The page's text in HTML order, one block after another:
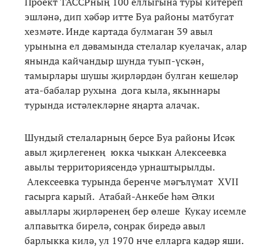
эшләнә, дип хәбәр итте Буа районы матбугат
хезмәте. Инде картада булмаган 39 авыл
урынына ел дәвамында стелалар куелачак, алар
янында кайчандыр шунда туып-үскән,
тамырлары шушы җирләрдән булган кешеләр
ата-бабалар рухына дога кыла, якыннары
турында истәлекләрне яңарта алачак.
Шундый стелаларның берсе Буа районы Исәк
авыл җирлегенең юкка чыккан Алексеевка
авылы территориясендә урнаштырылды.
Алексеевка турында беренче мәгълүмат XVII
гасырга карый. Атабай-Анкебе һәм Әлки
авыллары җирләренең бер өлеше Кукау исемле
алпавытка бирелә, соңрак биредә авыл
барлыкка килә, ул 1970 нче елларга кадәр яши.